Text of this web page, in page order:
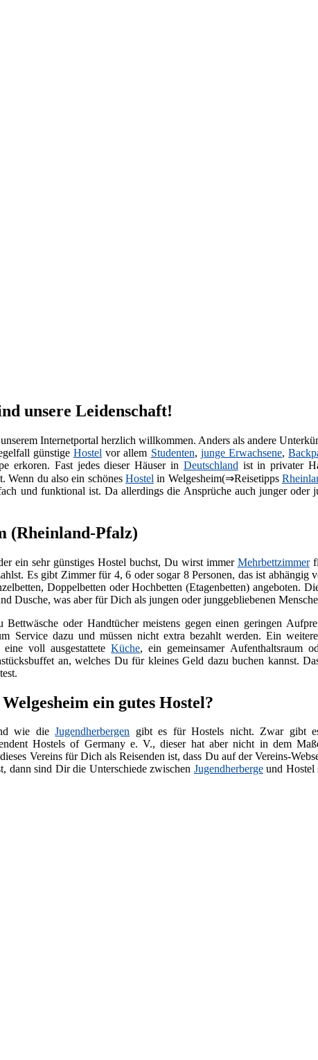
unsere Leidenschaft!
Internetportal herzlich willkommen. Anders als andere
günstige Hostel vor allem Studenten, junge Erwachsene,
erkoren. Fast jedes dieser Häuser in Deutschland ist in privater
Wenn du also ein schönes Hostel in Welgesheim(⇒Reisetipps
und funktional ist. Da allerdings die Ansprüche auch junger oder
(Rheinland-Pfalz)
ein sehr günstiges Hostel buchst, Du wirst immer Mehrbettzimmer
Es gibt Zimmer für 4, 6 oder sogar 8 Personen, das ist abhängig
Doppelbetten oder Hochbetten (Etagenbetten) angeboten.
Dusche, was aber für Dich als jungen oder junggebliebenen
Bettwäsche oder Handtücher meistens gegen einen geringen
Service dazu und müssen nicht extra bezahlt werden. Ein
voll ausgestatteteKüche, ein gemeinsamer Aufenthaltsraum
an, welches Du für kleines Geld dazu buchen kannst.
ein gutes Hostel?
wie dieJugendherbergen gibt es für Hostels nicht. Zwar gibt es
Hostels of Germany e. V., dieser hat aber nicht in dem
Vereins für Dich als Reisenden ist, dass Du auf der Vereins-
dann sind Dir die Unterschiede zwischen Jugendherbergeund Hostel